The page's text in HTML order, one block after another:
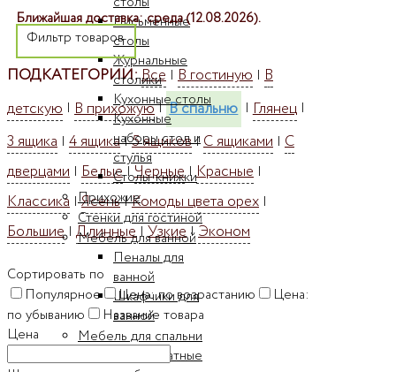
Письменные
столы
Журнальные
столики
Кухонные столы
Кухонные
наборы стол и
стулья
Столы-книжки
Прихожие
Стенки для гостиной
Мебель для ванной
Пеналы для
ванной
Шкафчики для
ванной
Мебель для спальни
Прикроватные
Ближайшая доставка: среда (12.08.2026).
Фильтр товаров
ПОДКАТЕГОРИИ:Все | В гостиную | В
детскую | В прихожую|В спальню |Глянец|
3 ящика | 4 ящика|5 ящиков|С ящиками | С
дверцами | Белые|Черные|Красные |
Классика |Ясень|Комоды цвета орех |
Большие| Длинные|Узкие|Эконом
Сортировать по
Популярное
Цена: по возрастанию
Цена:
по убыванию
Название товара
Цена